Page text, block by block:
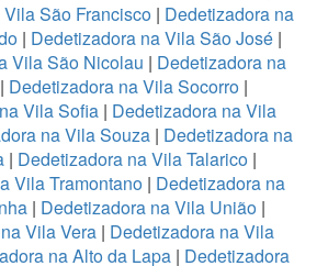
São Francisco | Dedetizadora na
| Dedetizadora na Vila São José|
Vila São Nicolau | Dedetizadora na
| Dedetizadora na Vila Socorro |
Vila Sofia| Dedetizadora na Vila
na Vila Souza | Dedetizadora na
| Dedetizadora na Vila Talarico|
Vila Tramontano| Dedetizadora na
| Dedetizadora na Vila União|
Vila Vera| Dedetizadora na Vila
na Alto da Lapa| Dedetizadora